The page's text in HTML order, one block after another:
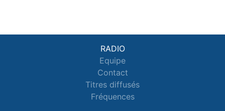
RADIO
Equipe
Contact
Titres diffusés
Fréquences